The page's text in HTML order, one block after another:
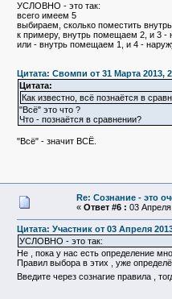
УСЛОВНО - это так:
всего имеем 5
выбираем, сколько поместить
к примеру, внутрь помещаем 2, и 3 -
или - внутрь помещаем 1, и 4 -
Цитата: Свомпи от 31 Марта 2013,
Цитата:
Как известно, всё познаётся в
"Всё" это что ?
Что - познаётся в сравнении?
"Всё" - значит ВСЁ.
Re: Сознание - это
« Ответ #6 : 03
Цитата: Участник от 03 Апреля
УСЛОВНО - это так:
Не , пока у нас есть определение
Правил выбора в этих , уже
Введите через сознагие правила ,